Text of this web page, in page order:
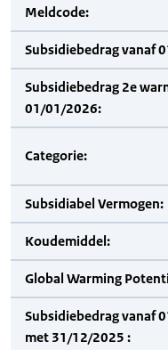
Meldcode:
Subsidiebedrag vanaf
Subsidiebedrag 2e
01/01/2026:
Categorie:
Subsidiabel Vermogen:
Koudemiddel:
Global Warming
Subsidiebedrag vanaf
met 31/12/2025 :